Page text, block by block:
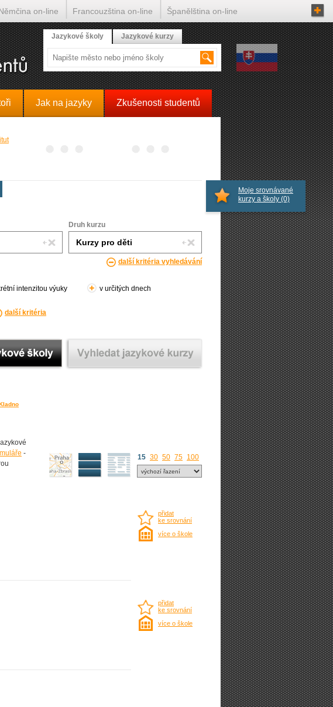
Jak na jazyky Zkušenosti studentů
Druh kurzu
další kritéria vyhledávání
intenzitou výuky v určitých dnech
další kritéria
-
15 30 50 75 100
přidat
ke srovnání
více o škole
přidat
ke srovnání
více o škole
Moje srovnávané
kurzy a školy (0)
Jazykové školy Jazykové kurzy
on-line Francouzština on-line Španělština on-line